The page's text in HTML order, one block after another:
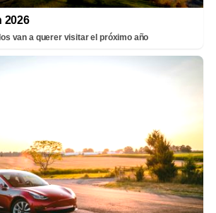
2026
van a querer visitar el próximo año